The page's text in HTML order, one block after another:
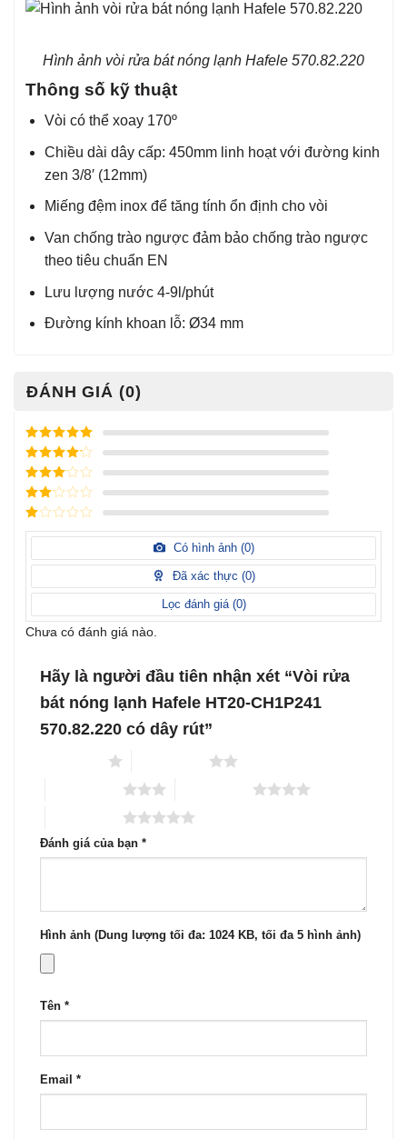
Hình ảnh vòi rửa bát nóng lạnh Hafele 570.82.220
Thông số kỹ thuật
Vòi có thể xoay 170º
Chiều dài dây cấp: 450mm linh hoạt với đường kinh
zen 3/8′ (12mm)
Miếng đệm inox để tăng tính ổn định cho vòi
Van chống trào ngược đảm bảo chống trào ngược
theo tiêu chuẩn EN
Lưu lượng nước 4-9l/phút
Đường kính khoan lỗ: Ø34 mm
ĐÁNH GIÁ (0)
Được xếp
hạng
5
sao
Được xếp
hạng
sao
Được
xếp
hạng3
5 sao
Được
hạng
sao
Được
1
sao
Có hình ảnh (0)
Đã xác thực (0)
Lọc đánh giá (0)
Chưa có đánh giá nào.
Hãy là người đầu tiên nhận xét “Vòi rửa
bát nóng lạnh Hafele HT20-CH1P241
570.82.220 có dây rút”
Đánh giá của bạn *
Hình ảnh (Dung lượng tối đa: 1024 KB, tối đa 5 hình ảnh)
Tên *
Email *